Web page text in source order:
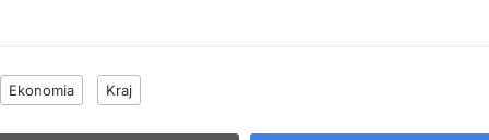
Ekonomia Kraj